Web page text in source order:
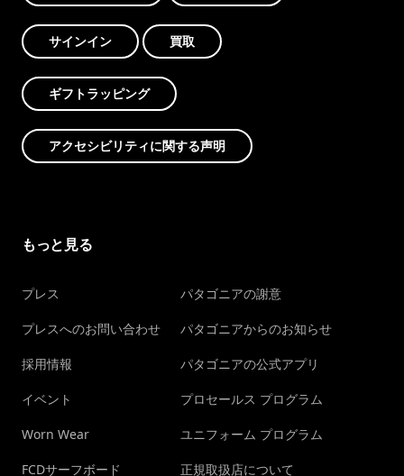
サインイン 買取
ギフトラッピング
アクセシビリティに関する声明
もっと見る
プレス
プレスへのお問い合わせ
採用情報
イベント
Worn Wear
FCDサーフボード
パタゴニアの謝意
パタゴニアからのお知らせ
パタゴニアの公式アプリ
プロセールス プログラム
ユニフォーム プログラム
正規取扱店について